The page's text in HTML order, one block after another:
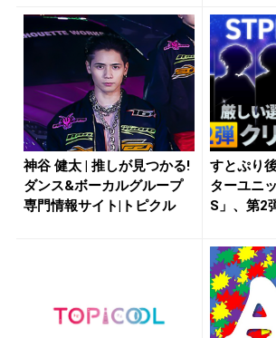
神谷 健太 | 推しが見つかる!
ダンス&ボーカルグループ
専門情報サイト|トピクル
すとぷり
ターユニ
S」、第2